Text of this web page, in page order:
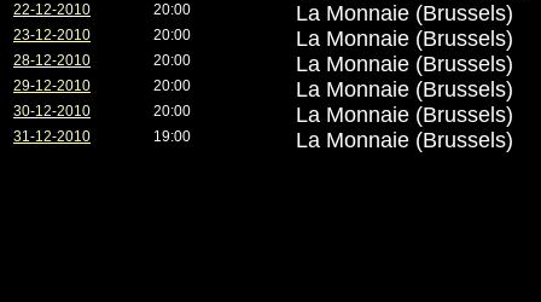
22-12-2010 20:00 La Monnaie (Brussels)
23-12-2010 20:00 La Monnaie (Brussels)
28-12-2010 20:00 La Monnaie (Brussels)
29-12-2010 20:00 La Monnaie (Brussels)
30-12-2010 20:00 La Monnaie (Brussels)
31-12-2010 19:00 La Monnaie (Brussels)